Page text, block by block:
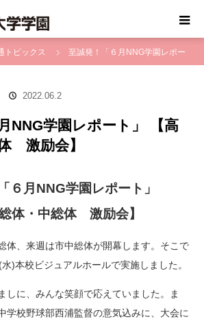
トピックス 至誠発！「６月NNG学園レポー
2022.06.2
NNG学園レポート」 【高
激励会】
６月NNG学園レポート」
総体・中総体 激励会】
体、来週は市中総体が開幕します。そこで
)本校ビジュアルホールで実施しました。
しに、みんな笑顔で応えていました。ま
学校野球部西浦監督の意気込みに、大会に